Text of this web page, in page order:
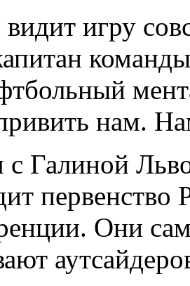
игру
нам.
Галиной
Они